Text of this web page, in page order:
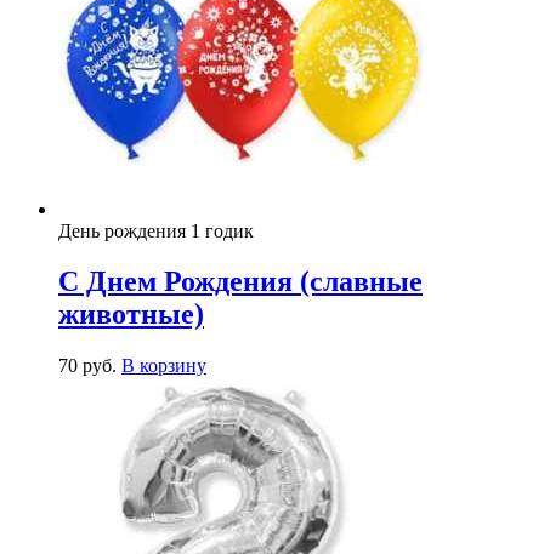
День рождения 1 годик
С Днем Рождения (славные
животные)
70 руб. В корзину